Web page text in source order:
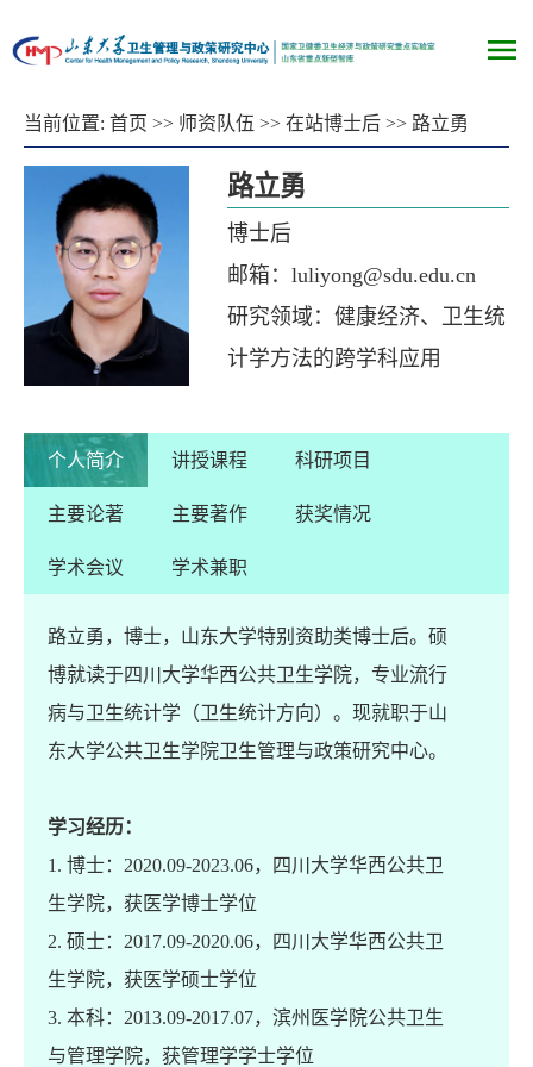
当前位置: 首页 >> 师资队伍 >> 在站博士后 >> 路立勇
路立勇
博士后
邮箱：luliyong@sdu.edu.cn
研究领域：健康经济、卫生统
计学方法的跨学科应用
个人简介 讲授课程 科研项目
主要论著 主要著作 获奖情况
学术会议 学术兼职
路立勇，博士，山东大学特别资助类博士后。硕
博就读于四川大学华西公共卫生学院，专业流行
病与卫生统计学（卫生统计方向）。现就职于山
东大学公共卫生学院卫生管理与政策研究中心。
学习经历：
1. 博士：2020.09-2023.06，四川大学华西公共卫
生学院，获医学博士学位
2. 硕士：2017.09-2020.06，四川大学华西公共卫
生学院，获医学硕士学位
3. 本科：2013.09-2017.07，滨州医学院公共卫生
与管理学院，获管理学学士学位